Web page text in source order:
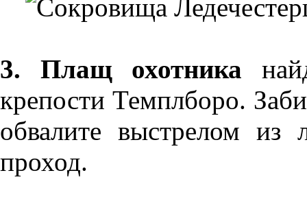
3. Плащ охотника
крепости Темплборо.
обвалите выстрелом из
проход.